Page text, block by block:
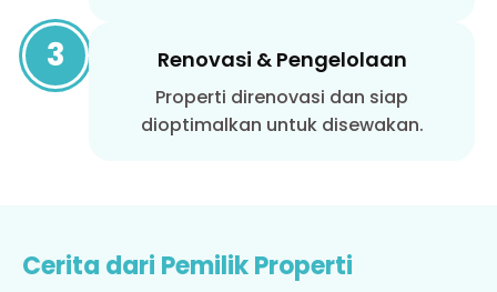
3 Renovasi & Pengelolaan
Properti direnovasi dan siap
dioptimalkan untuk disewakan.
Cerita dari Pemilik Properti